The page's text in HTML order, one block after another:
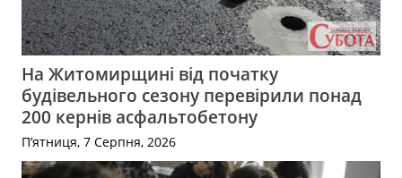
На Житомирщині від початку
будівельного сезону перевірили понад
200 кернів асфальтобетону
П’ятниця, 7 Серпня, 2026